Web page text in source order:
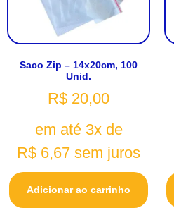
Saco Zip – 14x20cm, 100
Unid.
R$ 20,00
em até 3x de
R$ 6,67 sem juros
Adicionar ao carrinho